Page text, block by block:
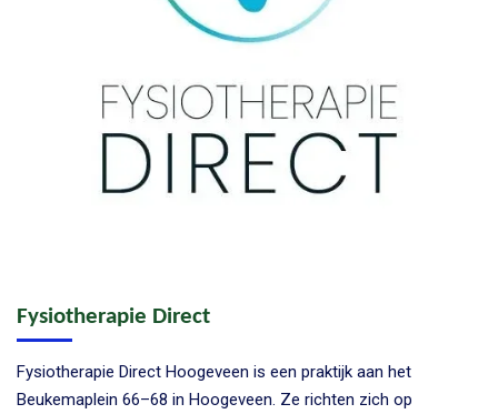
Fysiotherapie Direct
Fysiotherapie Direct Hoogeveen is een praktijk aan het
Beukemaplein 66–68 in Hoogeveen. Ze richten zich op